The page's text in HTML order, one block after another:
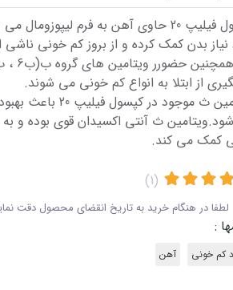
کپسول فیلیپ 20 حاوی آهن به فرم
نیاز بدن کمک کرده و از بروز کم خونی
از ابتلا به انواع کم خونی می شوند.
ویتامین ث موجود در
ث آنتی اکسیدان قوی بوده و به
کمک می کند.
(1)
لطفا در هنگام خرید به تاریخ انقضای محصول دقت
:
کم خونی آهن